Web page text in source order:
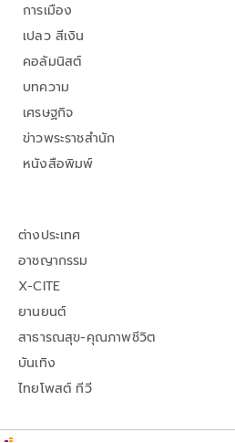
การเมือง
เปลว สีเงิน
คอลัมนิสต์
บทความ
เศรษฐกิจ
ข่าวพระราชสำนัก
หนังสือพิมพ์
ต่างประเทศ
อาชญากรรม
X-CITE
ยานยนต์
สาธารณสุข-คุณภาพชีวิต
บันเทิง
ไทยโพสต์ ทีวี